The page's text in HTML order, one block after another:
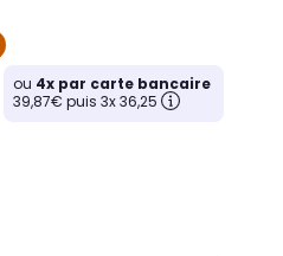
ou 4x par carte bancaire
39,87€ puis 3x 36,25